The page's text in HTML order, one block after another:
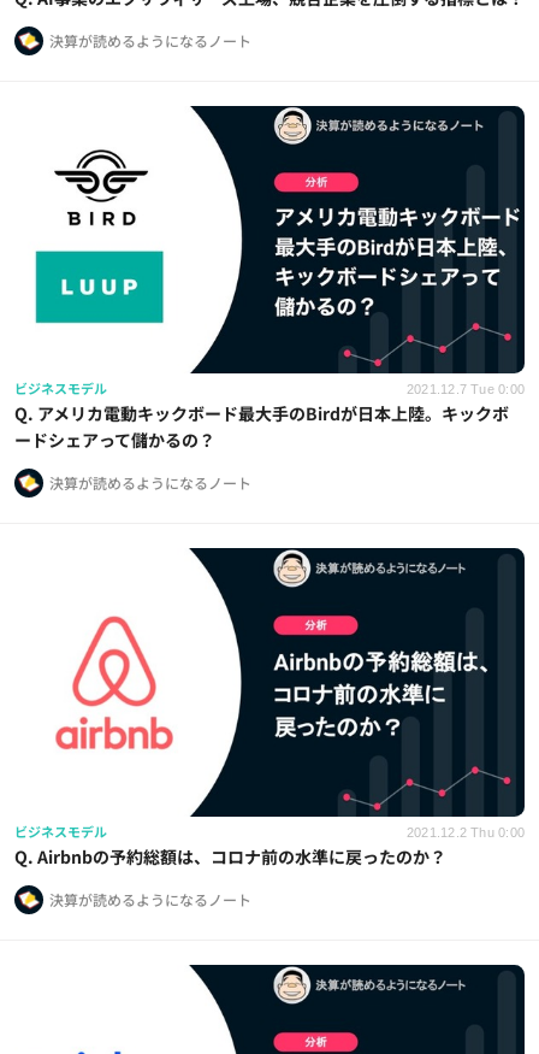
決算が読めるようになるノート
ビジネスモデル 2021.12.7 Tue 0:00
Q. アメリカ電動キックボード最大手のBirdが日本上陸。キックボ
ードシェアって儲かるの？
決算が読めるようになるノート
ビジネスモデル 2021.12.2 Thu 0:00
Q. Airbnbの予約総額は、コロナ前の水準に戻ったのか？
決算が読めるようになるノート